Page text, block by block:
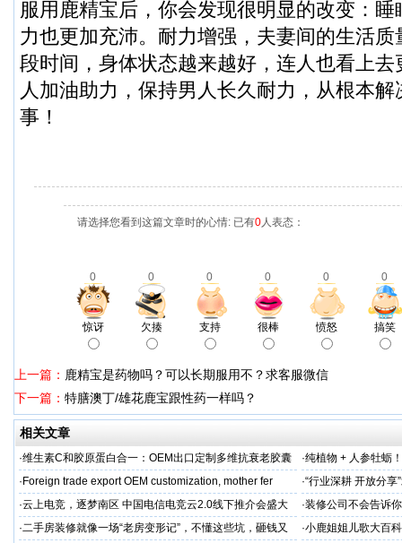
服用鹿精宝后，你会发现很明显的改变：
力也更加充沛。耐力增强，夫妻间的生活
段时间，身体状态越来越好，连人也看上
人加油助力，保持男人长久耐力，从根本
事！
请选择您看到这篇文章时的心情: 已有0人表态：
0 0 0 0 0 0
惊讶 欠揍 支持 很棒 愤怒 搞笑
上一篇： 鹿精宝是药物吗？可以长期服用不？求客服微信
下一篇： 特膳澳丁/雄花鹿宝跟性药一样吗？
相关文章
·维生素C和胶原蛋白合一：OEM出口定制多维抗衰老胶囊 ·纯植物 + 人参牡蛎
力保驾护航
· Foreign trade export OEM customization, mother fer ·“行业深耕 开放分
·云上电竞，逐梦南区 中国电信电竞云2.0线下推介会盛大
启幕
·装修公司不会告诉
·二手房装修就像一场“老房变形记”，不懂这些坑，砸钱又
·小鹿姐姐儿歌大百科